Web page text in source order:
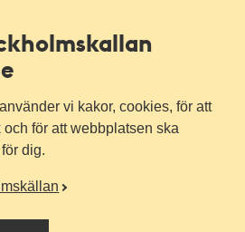
vi kakor, cookies, för att
för att webbplatsen ska
dig.